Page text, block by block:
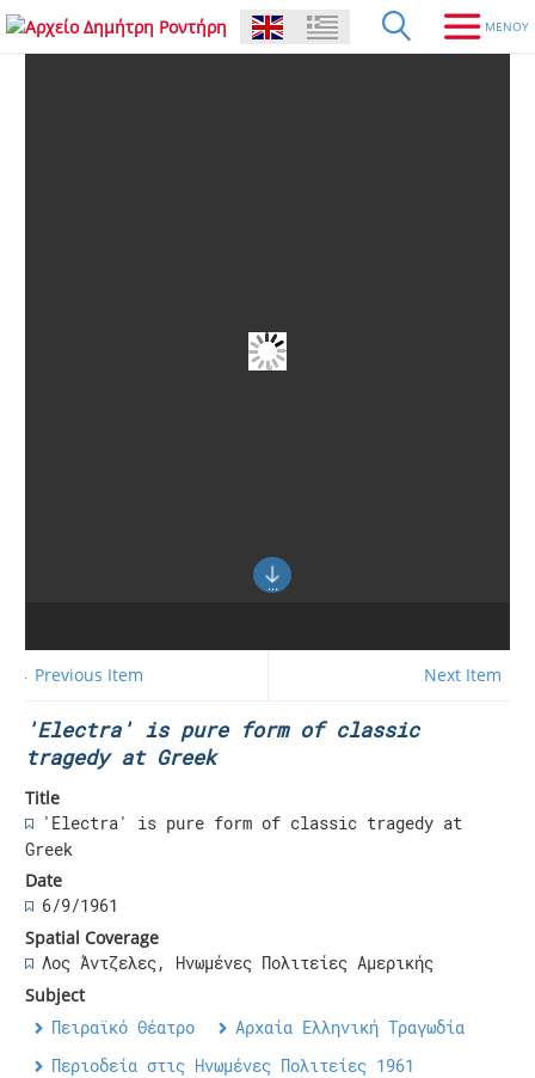
← Previous Item Next Item →
'Electra' is pure form of classic
tragedy at Greek
Title
'Electra' is pure form of classic tragedy at
Greek
Date
6/9/1961
Spatial Coverage
Λος Άντζελες, Ηνωμένες Πολιτείες Αμερικής
Subject
Πειραϊκό Θέατρο
Αρχαία Ελληνική Τραγωδία
Περιοδεία στις Ηνωμένες Πολιτείες 1961